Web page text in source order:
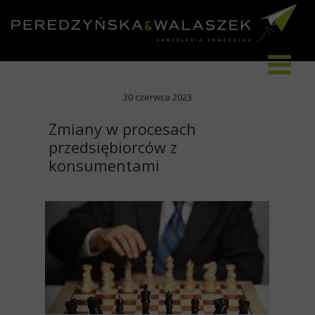
30 czerwca 2023
Zmiany w procesach
przedsiębiorców z
konsumentami